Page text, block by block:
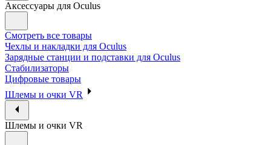
Аксессуары для Oculus
Смотреть все товары
Чехлы и накладки для Oculus
Зарядные станции и подставки для Oculus
Стабилизаторы
Цифровые товары
Шлемы и очки VR
Шлемы и очки VR